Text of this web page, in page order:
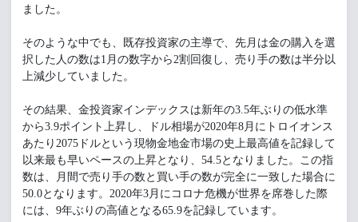
ました。
そのような中でも、既存投資家の主導で、先月は金の購入を選
択した人の数は1月の数字から2割回復し、売り手の数は半分以
上減少していました。
その結果、金投資家インデックスは新年の3.5年ぶりの低水準
から3.9ポイント上昇し、ドル相場が2020年8月にトロイオンス
あたり2075ドルという現物金地金市場の史上最高値を記録して
以来最も早いペースの上昇となり、54.5となりました。この指
数は、月間で売り手の数と買い手の数が完全に一致した場合に
50.0となります。2020年3月にコロナ危機が世界を席巻した際
には、9年ぶりの高値となる65.9を記録しています。